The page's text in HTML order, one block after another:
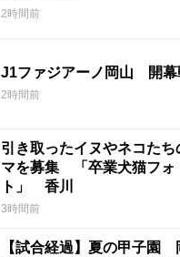
2時間前
J1ファジアーノ岡山 開幕
2時間前
引き取ったイヌやネコたち
マを募集 「卒業犬猫フォ
ト」 香川
3時間前
【試合経過】夏の甲子園